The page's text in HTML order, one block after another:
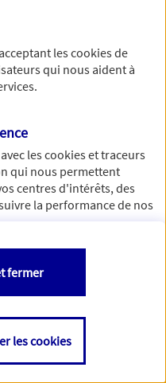
vous concernant. Pour
lescookiesde
qui nous aident à
lescookies et traceurs
qui nous permettent
centres d'intérêts, des
la performance de nos
refuser comme de
sur
les cookies
fermer